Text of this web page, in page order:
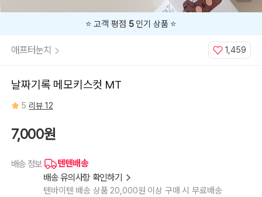
⭐️ 고객 평점 5인기 상품 ⭐️
애프터눈치 1,459
날짜기록 메모키스컷 MT
5 리뷰 12
7,000원
배송 정보
텐텐배송
배송 유의사항 확인하기
텐바이텐 배송 상품 20,000원 이상 구매 시 무료배송